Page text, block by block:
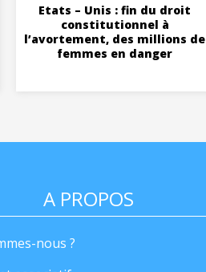
Etats – Unis : fin du droit
constitutionnel à
l’avortement, des millions de
femmes en danger
A PROPOS
nous ?